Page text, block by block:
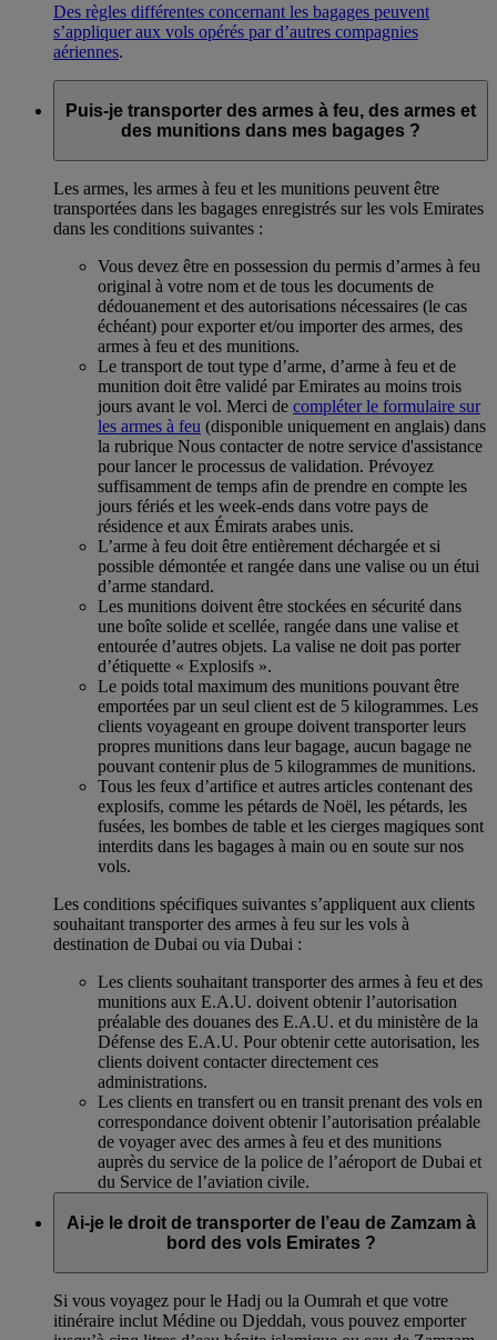
Des règles différentes concernant les bagages peuvent
s’appliquer aux vols opérés par d’autres compagnies
aériennes.
Puis-je transporter des armes à feu, des armes et
des munitions dans mes bagages ?
Les armes, les armes à feu et les munitions peuvent être
transportées dans les bagages enregistrés sur les vols Emirates
dans les conditions suivantes :
Vous devez être en possession du permis d’armes à feu
original à votre nom et de tous les documents de
dédouanement et des autorisations nécessaires (le cas
échéant) pour exporter et/ou importer des armes, des
armes à feu et des munitions.
Le transport de tout type d’arme, d’arme à feu et de
munition doit être validé par Emirates au moins trois
jours avant le vol. Merci de compléter le formulaire sur
les armes à feu (disponible uniquement en anglais) dans
la rubrique Nous contacter de notre service d'assistance
pour lancer le processus de validation. Prévoyez
suffisamment de temps afin de prendre en compte les
jours fériés et les week-ends dans votre pays de
résidence et aux Émirats arabes unis.
L’arme à feu doit être entièrement déchargée et si
possible démontée et rangée dans une valise ou un étui
d’arme standard.
Les munitions doivent être stockées en sécurité dans
une boîte solide et scellée, rangée dans une valise et
entourée d’autres objets. La valise ne doit pas porter
d’étiquette « Explosifs ».
Le poids total maximum des munitions pouvant être
emportées par un seul client est de 5 kilogrammes. Les
clients voyageant en groupe doivent transporter leurs
propres munitions dans leur bagage, aucun bagage ne
pouvant contenir plus de 5 kilogrammes de munitions.
Tous les feux d’artifice et autres articles contenant des
explosifs, comme les pétards de Noël, les pétards, les
fusées, les bombes de table et les cierges magiques sont
interdits dans les bagages à main ou en soute sur nos
vols.
Les conditions spécifiques suivantes s’appliquent aux clients
souhaitant transporter des armes à feu sur les vols à
destination de Dubai ou via Dubai :
Les clients souhaitant transporter des armes à feu et des
munitions aux E.A.U. doivent obtenir l’autorisation
préalable des douanes des E.A.U. et du ministère de la
Défense des E.A.U. Pour obtenir cette autorisation, les
clients doivent contacter directement ces
administrations.
Les clients en transfert ou en transit prenant des vols en
correspondance doivent obtenir l’autorisation préalable
de voyager avec des armes à feu et des munitions
auprès du service de la police de l’aéroport de Dubai et
du Service de l’aviation civile.
Ai-je le droit de transporter de l’eau de Zamzam à
bord des vols Emirates ?
Si vous voyagez pour le Hadj ou la Oumrah et que votre
itinéraire inclut Médine ou Djeddah, vous pouvez emporter